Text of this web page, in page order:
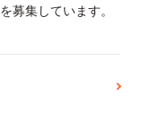
募集しています。